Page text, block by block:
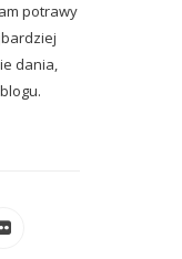
potrawy
dania,